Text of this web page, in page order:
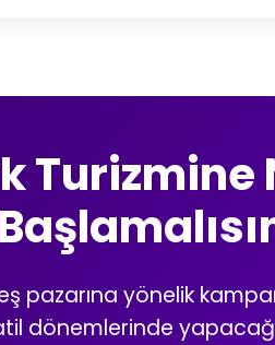
Turizmine
pazarına yönelik
dönemlerinde